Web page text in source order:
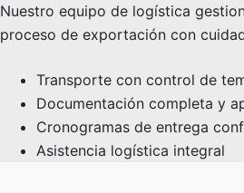
Nuestro equipo de logística
proceso de exportación con
Transporte con control de
Documentación completa y
Cronogramas de entrega
Asistencia logística integral